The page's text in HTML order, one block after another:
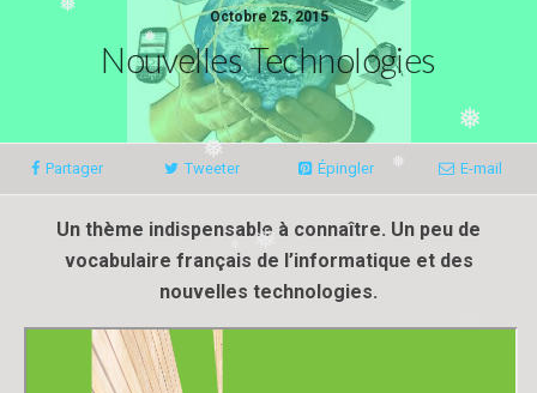
❅
❅ ❅
❅
❅
❅ Octobre 25, 2015
Nouvelles Technologies
Partager Tweeter Épingler E-mail
Un thème indispensable à connaître. Un peu de
vocabulaire français de l’informatique et des
nouvelles technologies.